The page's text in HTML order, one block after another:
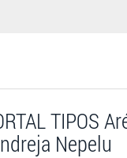
TIPOS
Nepelu